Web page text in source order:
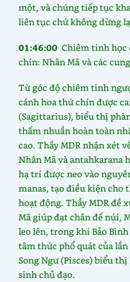
một, và chúng tiếp tục
liên tục chứ không dừng
01:46:00Chiêm tinh học
chín: Nhân Mã và các
Từ góc độ chiêm tinh
cánh hoa thứ chín được
(Sagittarius), biểu thị
thấm nhuần hoàn toàn
cao. Thầy MDR nhận xét
Nhân Mã và antahkarana
hạ trí được neo vào
manas, tạo điều kiện cho
hoạt động. Thầy MDR đề
Mã giúp đạt chân đế núi,
leo lên, trong khi Bảo
tâm thức phổ quát của
Song Ngư (Pisces) biểu
sinh chủ đạo.